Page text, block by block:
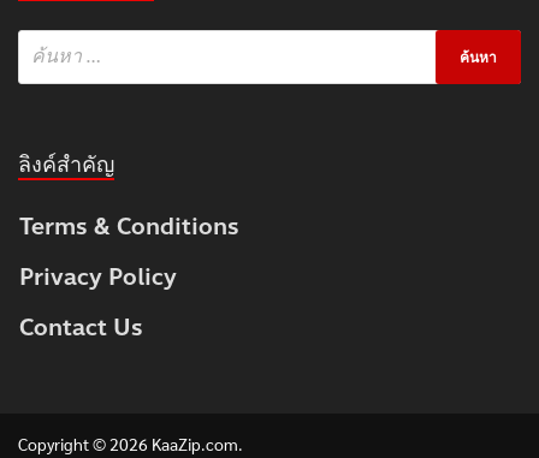
ลิงค์สำคัญ
Terms & Conditions
Privacy Policy
Contact Us
Copyright © 2026 KaaZip.com.